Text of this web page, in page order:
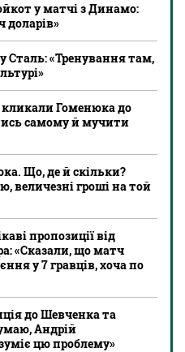
у матчі з Динамо:
доларів»
Сталь: «Тренування там,
кликали Гоменюка до
самому й мучити
Що, де й скільки?
величезні гроші на той
пропозиції від
«Сказали, що матч
у 7 гравців, хоча по
до Шевченка та
Андрій
цю проблему»